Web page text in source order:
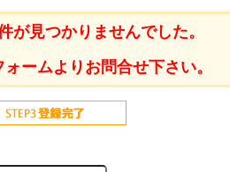
が見つかりませんでした。
ームよりお問合せ下さい。